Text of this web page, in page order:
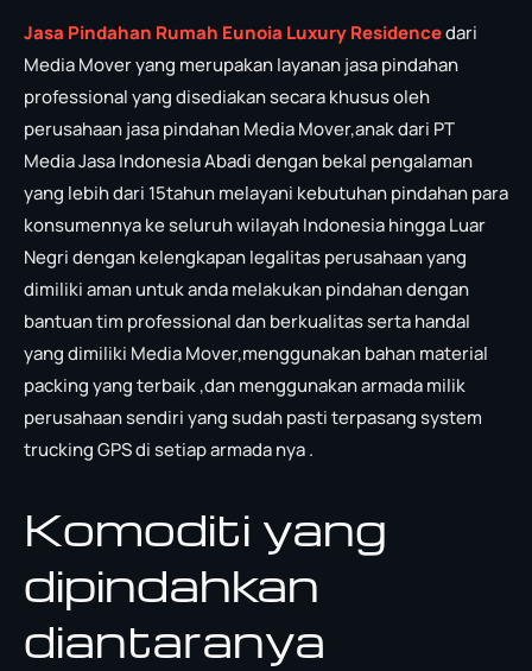
Jasa Pindahan Rumah Eunoia Luxury Residencedari
Media Mover yang merupakan layanan jasa pindahan
professional yang disediakan secara khusus oleh
perusahaan jasa pindahan Media Mover,anak dari PT
Media Jasa Indonesia Abadi dengan bekal pengalaman
yang lebih dari 15tahun melayani kebutuhan pindahan para
konsumennya ke seluruh wilayah Indonesia hingga Luar
Negri dengan kelengkapan legalitas perusahaan yang
dimiliki aman untuk anda melakukan pindahan dengan
bantuan tim professional dan berkualitas serta handal
yang dimiliki Media Mover,menggunakan bahan material
packing yang terbaik ,dan menggunakan armada milik
perusahaan sendiri yang sudah pasti terpasang system
trucking GPS di setiap armada nya .
Komoditi yang
dipindahkan
diantaranya